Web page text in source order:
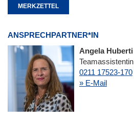
MERKZETTEL
ANSPRECHPARTNER*IN
Angela Huberti
Teamassistentin
0211 17523-170
» E-Mail